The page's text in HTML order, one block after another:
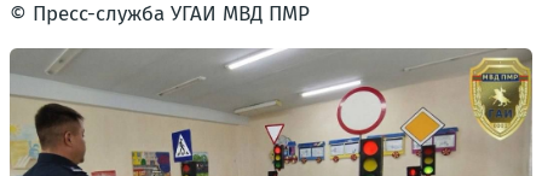
© Пресс-служба УГАИ МВД ПМР